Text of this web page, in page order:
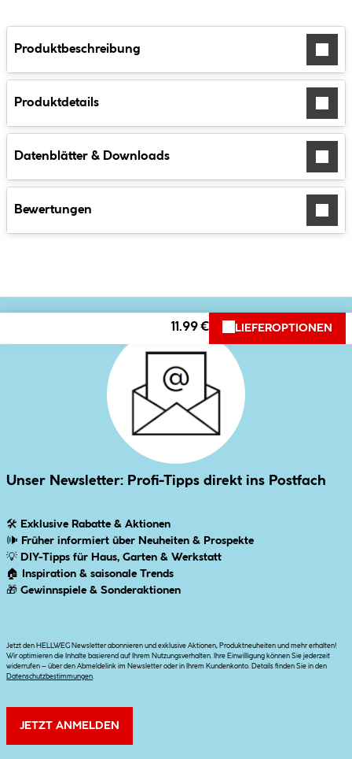
Produktbeschreibung
Produktdetails
Datenblätter & Downloads
Bewertungen
11.99 € LIEFEROPTIONEN
Unser Newsletter: Profi-Tipps direkt ins Postfach
🛠 Exklusive Rabatte & Aktionen
🕪 Früher informiert über Neuheiten & Prospekte
💡 DIY-Tipps für Haus, Garten & Werkstatt
🏠
Inspiration & saisonale Trends
🎁 Gewinnspiele & Sonderaktionen
Jetzt den HELLWEG Newsletter abonnieren und exklusive Aktionen, Produktneuheiten und mehr erhalten!
Wir optimieren die Inhalte basierend auf Ihrem Nutzungsverhalten. Ihre Einwilligung können Sie jederzeit
widerrufen – über den Abmeldelink im Newsletter oder in Ihrem Kundenkonto. Details finden Sie in den
Datenschutzbestimmungen
JETZT ANMELDEN